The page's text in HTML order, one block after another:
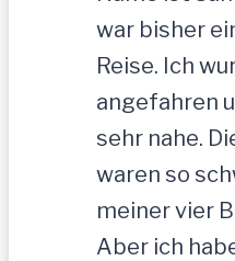
war bisher
Reise. Ich
angefahren
sehr nahe.
waren so
meiner vier
Aber ich